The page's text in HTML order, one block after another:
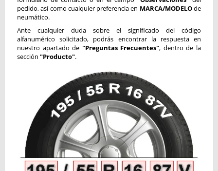
pedido, así como cualquier preferencia en MARCA/MODELOde
neumático.
Ante cualquier duda sobre el significado del código
alfanumérico solicitado, podrás encontrar la respuesta en
nuestro apartado de "Preguntas Frecuentes", dentro de la
sección "Producto".